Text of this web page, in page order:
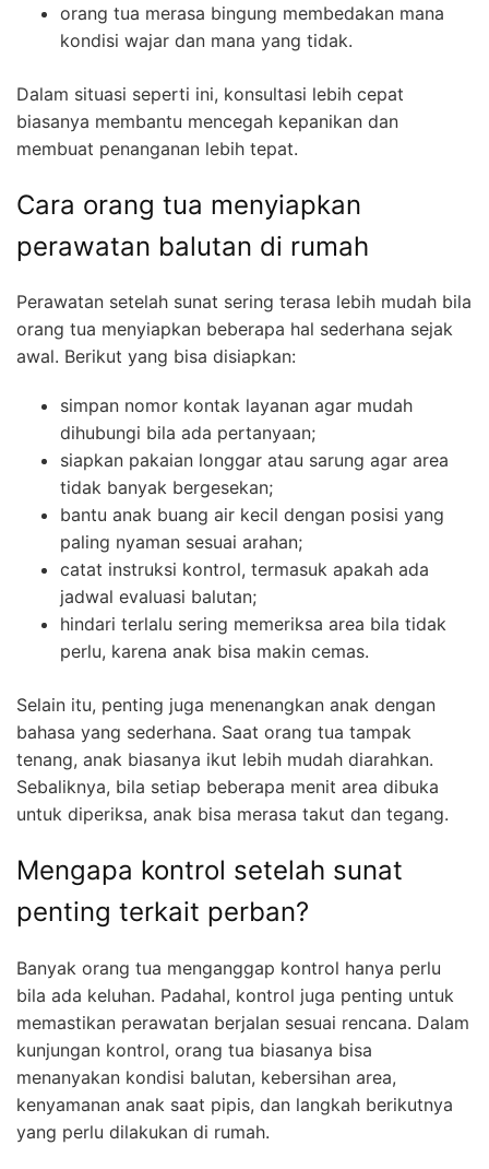
orang tua merasa bingung membedakan mana
kondisi wajar dan mana yang tidak.
Dalam situasi seperti ini, konsultasi lebih cepat
biasanya membantu mencegah kepanikan dan
membuat penanganan lebih tepat.
Cara orang tua menyiapkan
perawatan balutan di rumah
Perawatan setelah sunat sering terasa lebih mudah bila
orang tua menyiapkan beberapa hal sederhana sejak
awal. Berikut yang bisa disiapkan:
simpan nomor kontak layanan agar mudah
dihubungi bila ada pertanyaan;
siapkan pakaian longgar atau sarung agar area
tidak banyak bergesekan;
bantu anak buang air kecil dengan posisi yang
paling nyaman sesuai arahan;
catat instruksi kontrol, termasuk apakah ada
jadwal evaluasi balutan;
hindari terlalu sering memeriksa area bila tidak
perlu, karena anak bisa makin cemas.
Selain itu, penting juga menenangkan anak dengan
bahasa yang sederhana. Saat orang tua tampak
tenang, anak biasanya ikut lebih mudah diarahkan.
Sebaliknya, bila setiap beberapa menit area dibuka
untuk diperiksa, anak bisa merasa takut dan tegang.
Mengapa kontrol setelah sunat
penting terkait perban?
Banyak orang tua menganggap kontrol hanya perlu
bila ada keluhan. Padahal, kontrol juga penting untuk
memastikan perawatan berjalan sesuai rencana. Dalam
kunjungan kontrol, orang tua biasanya bisa
menanyakan kondisi balutan, kebersihan area,
kenyamanan anak saat pipis, dan langkah berikutnya
yang perlu dilakukan di rumah.